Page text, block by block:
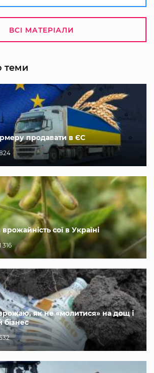
ВСІ МАТЕРІАЛИ
теми
продавати в ЄС
сої в Україні
316
як не «молитися» на дощ і
бізнес